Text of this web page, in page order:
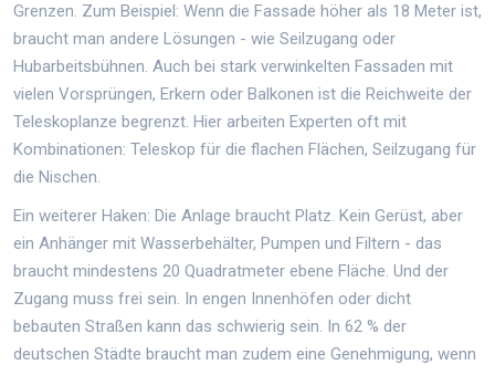
Grenzen. Zum Beispiel: Wenn die Fassade höher als 18 Meter ist,
braucht man andere Lösungen - wie Seilzugang oder
Hubarbeitsbühnen. Auch bei stark verwinkelten Fassaden mit
vielen Vorsprüngen, Erkern oder Balkonen ist die Reichweite der
Teleskoplanze begrenzt. Hier arbeiten Experten oft mit
Kombinationen: Teleskop für die flachen Flächen, Seilzugang für
die Nischen.
Ein weiterer Haken: Die Anlage braucht Platz. Kein Gerüst, aber
ein Anhänger mit Wasserbehälter, Pumpen und Filtern - das
braucht mindestens 20 Quadratmeter ebene Fläche. Und der
Zugang muss frei sein. In engen Innenhöfen oder dicht
bebauten Straßen kann das schwierig sein. In 62 % der
deutschen Städte braucht man zudem eine Genehmigung, wenn